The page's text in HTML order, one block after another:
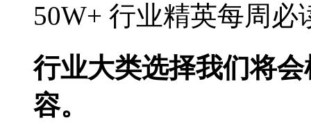
50W+ 行业精英每周
行业大类选择我们将
容。